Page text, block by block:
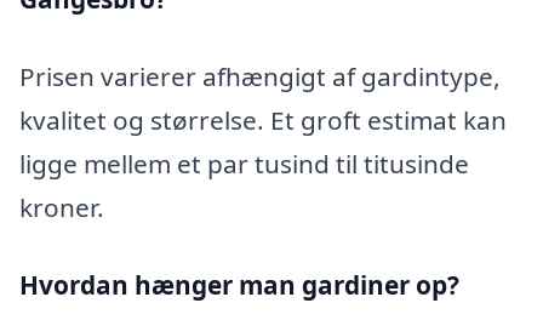
Prisen varierer afhængigt af gardintype,
kvalitet og størrelse. Et groft estimat kan
ligge mellem et par tusind til titusinde
kroner.
Hvordan hænger man gardiner op?